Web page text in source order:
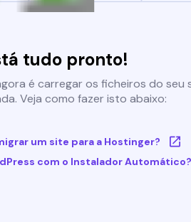
tudo pronto!
é carregar os ficheiros do seu
Veja como fazer isto abaixo:
um site para a Hostinger?
com o Instalador Automático?